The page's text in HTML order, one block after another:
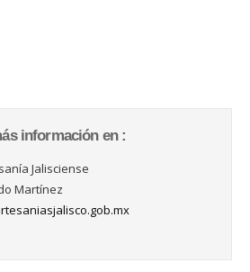
información en :
Jalisciense
Martínez